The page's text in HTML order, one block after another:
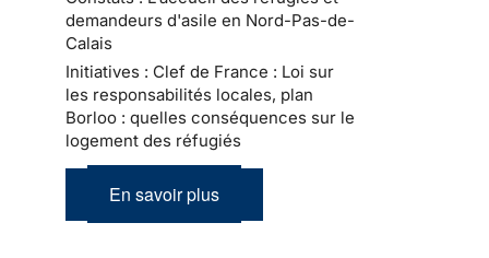
demandeurs d'asile en Nord-Pas-de-
Calais
Initiatives : Clef de France : Loi sur
les responsabilités locales, plan
Borloo : quelles conséquences sur le
logement des réfugiés
En savoir plus